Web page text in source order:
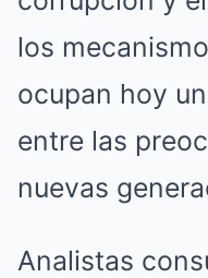
los
ocupan hoy
entre las
nuevas
Analistas